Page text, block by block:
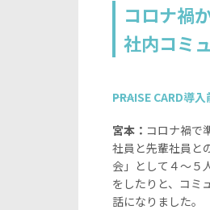
コロナ禍
社内コミ
――PRAISE CARD
宮本： コロナ禍で
社員と先輩社員と
会」として４～５
をしたりと、コミ
話になりました。